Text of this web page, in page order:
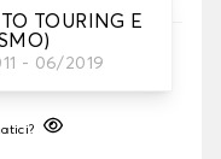
TOURING E
- 06/2019